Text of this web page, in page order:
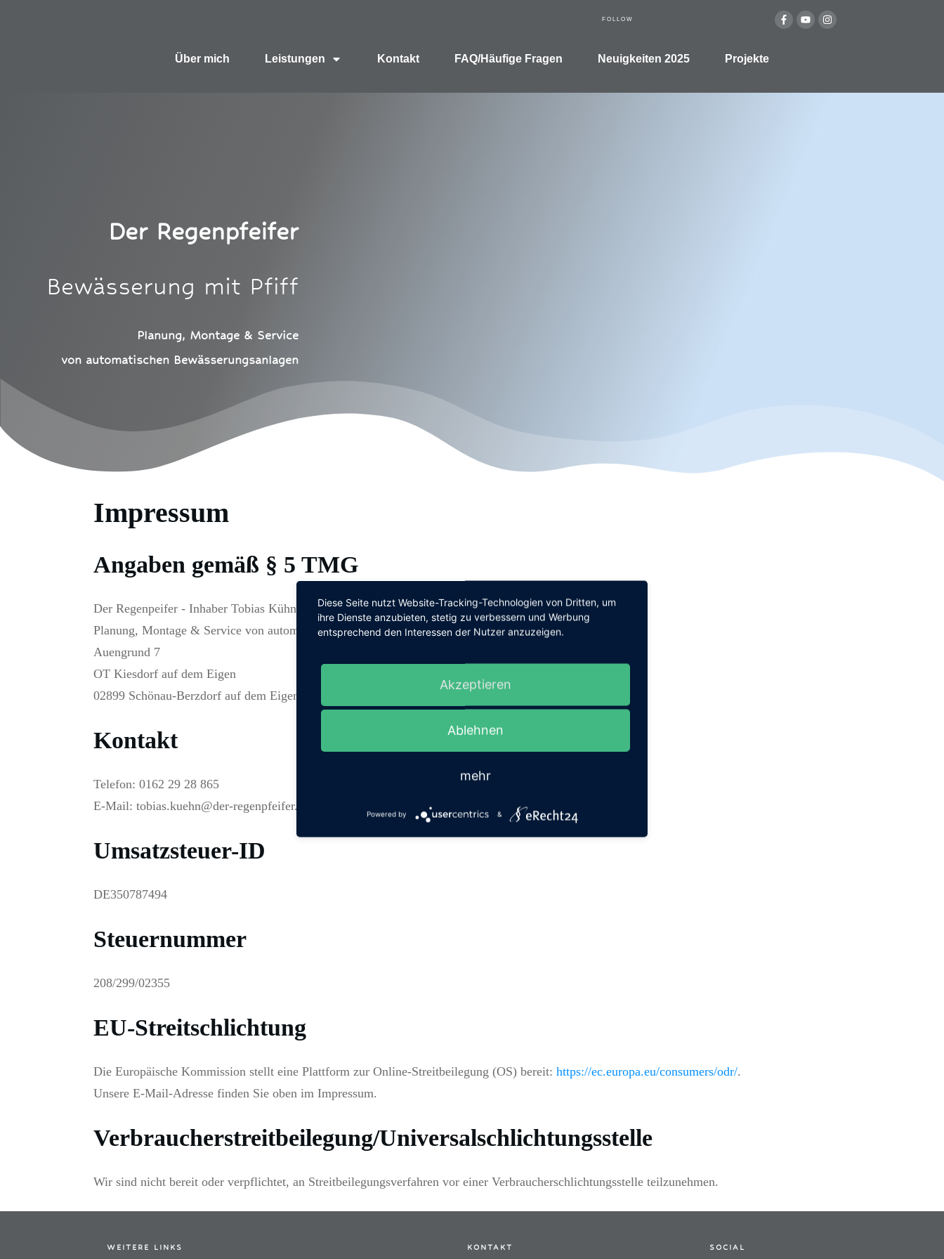
FOLLOW
Über mich Leistungen Kontakt FAQ/Häufige Fragen Neuigkeiten 2025 Projekte
Der Regenpfeifer
Bewässerung mit Pfiff
Planung, Montage & Service
von automatischen Bewässerungsanlagen
Impressum
Angaben gemäß § 5 TMG
Der Regenpeifer - Inhaber Tobias Kühn
Planung, Montage & Service von automatischen Bewässerungsanlagen
Auengrund 7
OT Kiesdorf auf dem Eigen
02899 Schönau-Berzdorf auf dem Eigen
Kontakt
Telefon: 0162 29 28 865
E-Mail: tobias.kuehn@der-regenpfeifer.de
Umsatzsteuer-ID
DE350787494
Steuernummer
208/299/02355
EU-Streitschlichtung
Die Europäische Kommission stellt eine Plattform zur Online-Streitbeilegung (OS) bereit: https://ec.europa.eu/consumers/odr/.
Unsere E-Mail-Adresse finden Sie oben im Impressum.
Verbraucher­streit­beilegung/Universal­schlichtungs­stelle
Wir sind nicht bereit oder verpflichtet, an Streitbeilegungsverfahren vor einer Verbraucherschlichtungsstelle teilzunehmen.
WEITERE LINKS KONTAKT SOCIAL
Diese Seite nutzt Website-Tracking-Technologien von Dritten, um
ihre Dienste anzubieten, stetig zu verbessern und Werbung
entsprechend den Interessen der Nutzer anzuzeigen.
Akzeptieren
Ablehnen
mehr
Powered by &